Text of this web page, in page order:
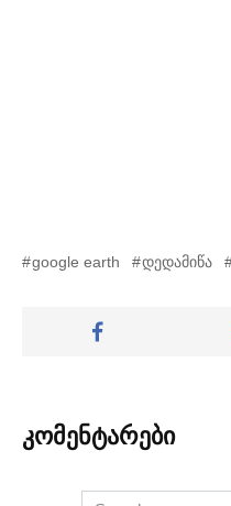
google earth დედამიწა
კომენტარები
Search